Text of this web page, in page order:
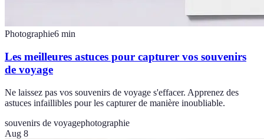
Photographie6 min
Les meilleures astuces pour capturer vos souvenirs
de voyage
Ne laissez pas vos souvenirs de voyage s'effacer. Apprenez des
astuces infaillibles pour les capturer de manière inoubliable.
souvenirs de voyagephotographie
Aug 8